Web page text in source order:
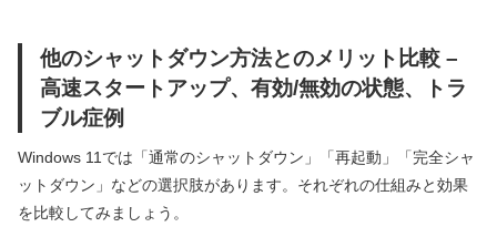
他のシャットダウン方法とのメリット比較 –
高速スタートアップ、有効/無効の状態、トラ
ブル症例
Windows 11では「通常のシャットダウン」「再起動」「完全シャ
ットダウン」などの選択肢があります。それぞれの仕組みと効果
を比較してみましょう。